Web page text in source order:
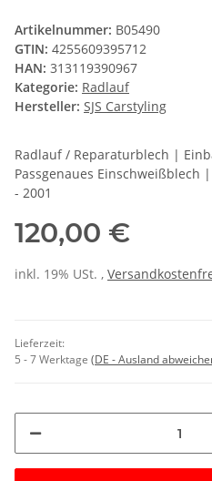
Artikelnummer: B05490
GTIN: 4255609395712
HAN: 313119390967
Kategorie: Radlauf
Hersteller: SJS Carstyling
Radlauf / Reparaturblech |
Passgenaues Einschweißblech
- 2001
120,00 €
inkl. 19% USt. ,
Lieferzeit:
5 - 7 Werktage (DE - Ausland